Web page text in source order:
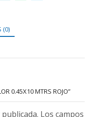
(0)
0.45X10 MTRS ROJO”
Los campos